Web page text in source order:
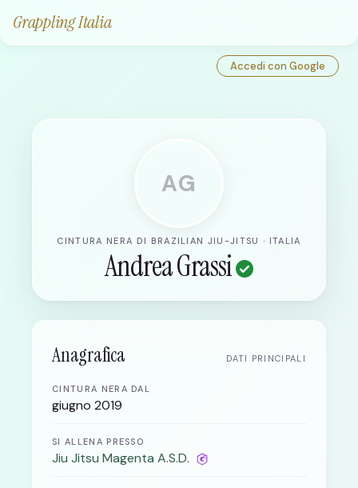
Grappling Italia
Accedi con Google
AG
CINTURA NERA DI BRAZILIAN JIU-JITSU · ITALIA
Andrea Grassi
Anagrafica DATI PRINCIPALI
CINTURA NERA DAL
giugno 2019
SI ALLENA PRESSO
Jiu Jitsu Magenta A.S.D.